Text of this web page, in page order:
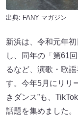
出典: FANY マガジン
新浜は、令和元年
し、同年の「第61
るなど、演歌・歌
す。今年5⽉にリリ
きダンス”も、
話題を集めました。